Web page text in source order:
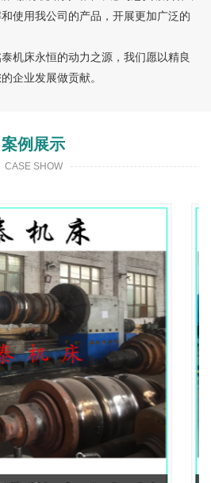
使用我公司的产品，开展更加广泛的
机床永恒的动力之源，我们愿以精良
企业发展做贡献。
案例展示
CASE SHOW